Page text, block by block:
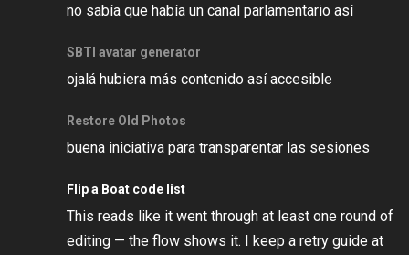
no sabía que había un canal parlamentario así
SBTI avatar generator
ojalá hubiera más contenido así accesible
Restore Old Photos
buena iniciativa para transparentar las sesiones
Flip a Boat code list
This reads like it went through at least one round of
editing — the flow shows it. I keep a retry guide at